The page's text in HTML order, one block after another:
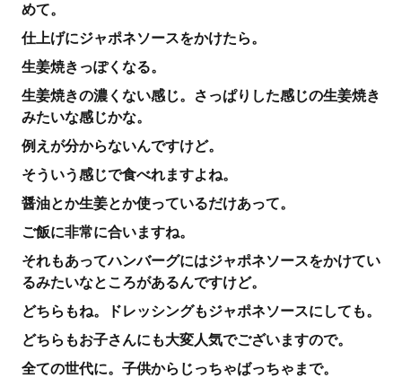
めて。
仕上げにジャポネソースをかけたら。
生姜焼きっぽくなる。
生姜焼きの濃くない感じ。さっぱりした感じの生姜焼き
みたいな感じかな。
例えが分からないんですけど。
そういう感じで食べれますよね。
醤油とか生姜とか使っているだけあって。
ご飯に非常に合いますね。
それもあってハンバーグにはジャポネソースをかけてい
るみたいなところがあるんですけど。
どちらもね。ドレッシングもジャポネソースにしても。
どちらもお子さんにも大変人気でございますので。
全ての世代に。子供からじっちゃばっちゃまで。